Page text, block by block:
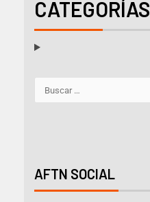
CATEGORÍAS
AFTN SOCIAL